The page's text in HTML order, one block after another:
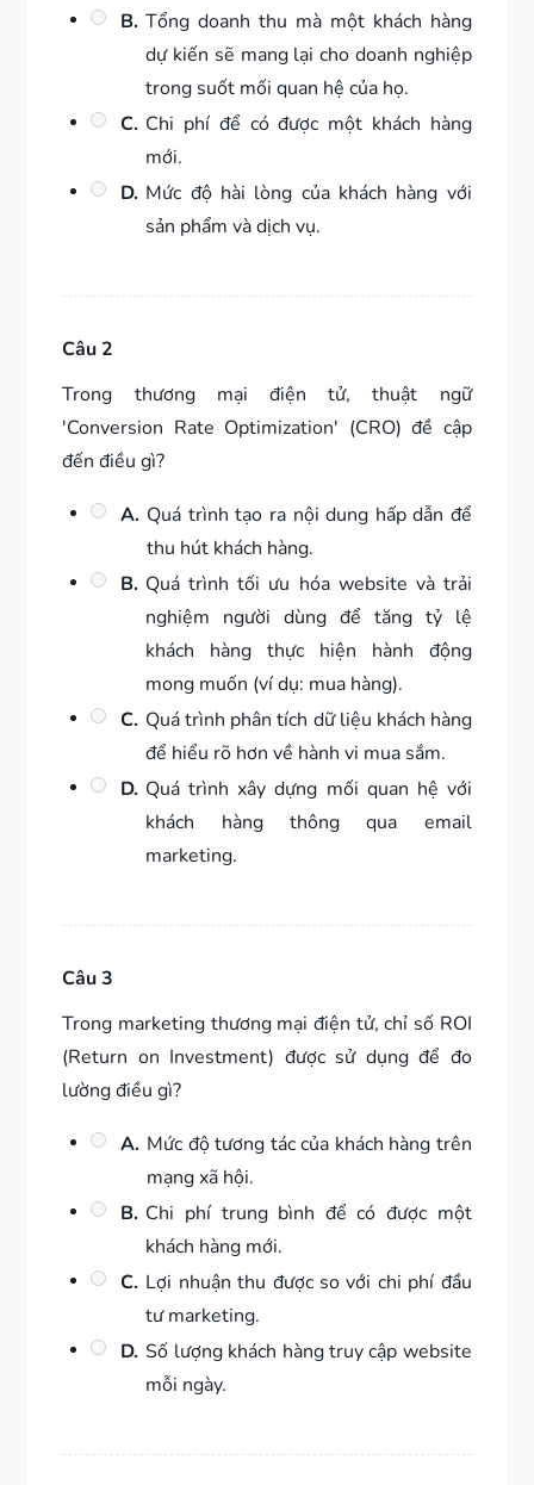
B. Tổng doanh thu mà một khách hàng
dự kiến sẽ mang lại cho doanh nghiệp
trong suốt mối quan hệ của họ.
C. Chi phí để có được một khách hàng
mới.
D. Mức độ hài lòng của khách hàng với
sản phẩm và dịch vụ.
Câu 2
Trong thương mại điện tử, thuật ngữ
'Conversion Rate Optimization' (CRO) đề cập
đến điều gì?
A. Quá trình tạo ra nội dung hấp dẫn để
thu hút khách hàng.
B. Quá trình tối ưu hóa website và trải
nghiệm người dùng để tăng tỷ lệ
khách hàng thực hiện hành động
mong muốn (ví dụ: mua hàng).
C. Quá trình phân tích dữ liệu khách hàng
để hiểu rõ hơn về hành vi mua sắm.
D. Quá trình xây dựng mối quan hệ với
khách hàng thông qua email
marketing.
Câu 3
Trong marketing thương mại điện tử, chỉ số ROI
(Return on Investment) được sử dụng để đo
lường điều gì?
A. Mức độ tương tác của khách hàng trên
mạng xã hội.
B. Chi phí trung bình để có được một
khách hàng mới.
C. Lợi nhuận thu được so với chi phí đầu
tư marketing.
D. Số lượng khách hàng truy cập website
mỗi ngày.